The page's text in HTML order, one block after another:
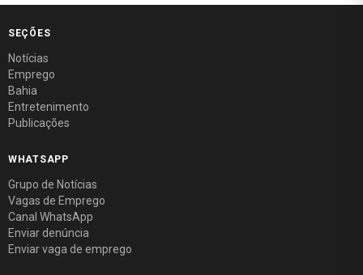
SEÇÕES
Notícias
Emprego
Bahia
Entretenimento
Publicações
WHATSAPP
Grupo de Notícias
Vagas de Emprego
Canal WhatsApp
Enviar denúncia
Enviar vaga de emprego